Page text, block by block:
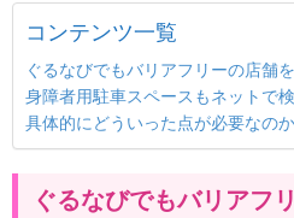
コンテンツ一覧
ぐるなびでもバリアフリーの店舗
身障者用駐車スペースもネットで
具体的にどういった点が必要なの
ぐるなびでもバリアフ